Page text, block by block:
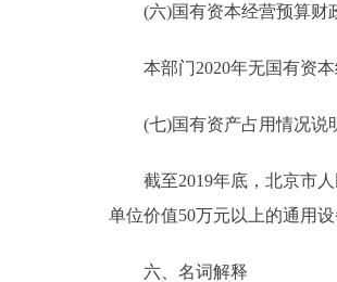
(六)国有资本经营预算财
本部门2020年无国有资本
(七)国有资产占用情况说
截至2019年底，北京市人
单位价值50万元以上的通用
六、名词解释